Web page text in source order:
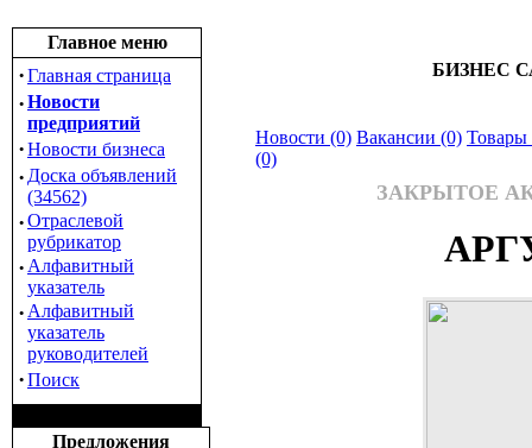
Главное меню
·Главная страница
·Новости
предприятий
·Новости бизнеса
· Доска объявлений
(34562)
·Отраслевой
рубрикатор
· Алфавитный
указатель
· Алфавитный
указатель
руководителей
·Поиск
Предложения
БИЗНЕС
Новости (0) Вакансии (0) Товары
(0)
ЗАКРЫТОЕ